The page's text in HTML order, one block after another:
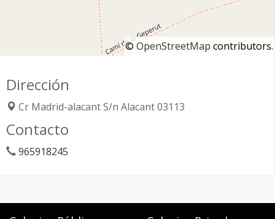
© OpenStreetMap contributors.
Dirección
Cr Madrid-alacant S/n Alacant03113
Contacto
965918245